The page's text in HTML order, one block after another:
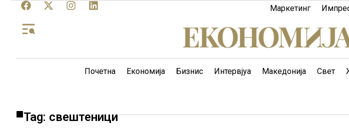
Маркетинг
Почетна Економија Бизнис Интервјуа Македонија Свет
Tag: свештеници